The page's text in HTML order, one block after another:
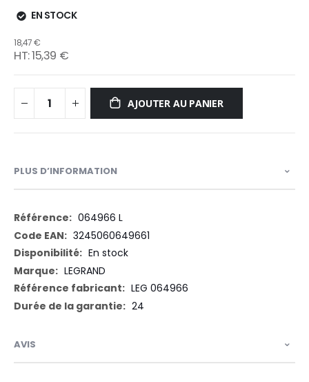
EN STOCK
18,47 €
15,39 €
AJOUTER AU PANIER
PLUS D’INFORMATION
Plus
d’information
064966 L
3245060649661
En stock
LEGRAND
LEG 064966
24
AVIS